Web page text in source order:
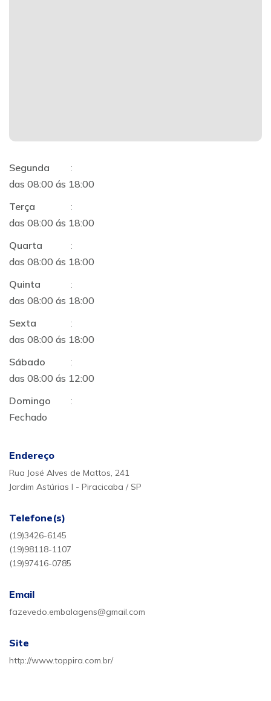
Segunda
:
das 08:00 ás 18:00
Terça
:
das 08:00 ás 18:00
Quarta
:
das 08:00 ás 18:00
Quinta
:
das 08:00 ás 18:00
Sexta
:
das 08:00 ás 18:00
Sábado
:
das 08:00 ás 12:00
Domingo
:
Fechado
Endereço
Rua José Alves de Mattos, 241
Jardim Astúrias I - Piracicaba / SP
Telefone(s)
(19)3426-6145
(19)98118-1107
(19)97416-0785
Email
fazevedo.embalagens@gmail.com
Site
http://www.toppira.com.br/